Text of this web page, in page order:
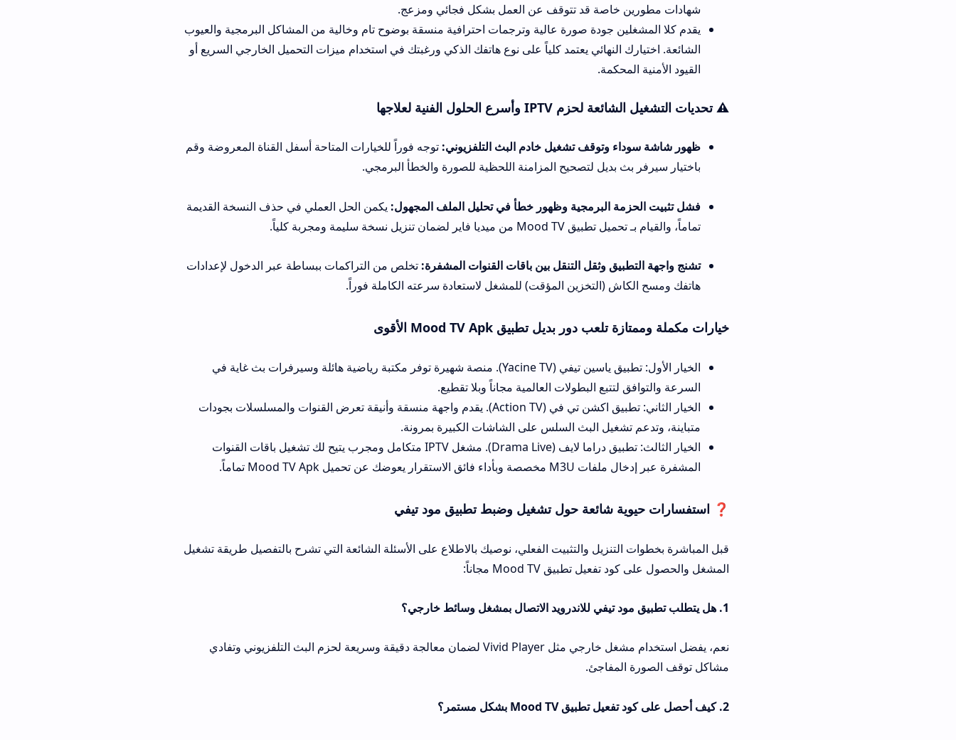
شهادات مطورين خاصة قد تتوقف عن العمل بشكل فجائي ومزعج.
يقدم كلا المشغلين جودة صورة عالية وترجمات احترافية منسقة بوضوح تام وخالية من المشاكل البرمجية والعيوب
الشائعة. اختيارك النهائي يعتمد كلياً على نوع هاتفك الذكي ورغبتك في استخدام ميزات التحميل الخارجي السريع أو
القيود الأمنية المحكمة.
⚠️ تحديات التشغيل الشائعة لحزم IPTV وأسرع الحلول الفنية لعلاجها
ظهور شاشة سوداء وتوقف تشغيل خادم البث التلفزيوني:توجه فوراً للخيارات المتاحة أسفل القناة المعروضة وقم
باختيار سيرفر بث بديل لتصحيح المزامنة اللحظية للصورة والخطأ البرمجي.
فشل تثبيت الحزمة البرمجية وظهور خطأ في تحليل الملف المجهول:يكمن الحل العملي في حذف النسخة القديمة
تماماً، والقيام بـ تحميل تطبيق Mood TV من ميديا فاير لضمان تنزيل نسخة سليمة ومجربة كلياً.
تشنج واجهة التطبيق وثقل التنقل بين باقات القنوات المشفرة:تخلص من التراكمات ببساطة عبر الدخول لإعدادات
هاتفك ومسح الكاش (التخزين المؤقت) للمشغل لاستعادة سرعته الكاملة فوراً.
خيارات مكملة وممتازة تلعب دور بديل تطبيق Mood TV Apk الأقوى
الخيار الأول: تطبيق ياسين تيفي (Yacine TV). منصة شهيرة توفر مكتبة رياضية هائلة وسيرفرات بث غاية في
السرعة والتوافق لتتبع البطولات العالمية مجاناً وبلا تقطيع.
الخيار الثاني: تطبيق اكشن تي في (Action TV). يقدم واجهة منسقة وأنيقة تعرض القنوات والمسلسلات بجودات
متباينة، وتدعم تشغيل البث السلس على الشاشات الكبيرة بمرونة.
الخيار الثالث: تطبيق دراما لايف (Drama Live). مشغل IPTV متكامل ومجرب يتيح لك تشغيل باقات القنوات
المشفرة عبر إدخال ملفات M3U مخصصة وبأداء فائق الاستقرار يعوضك عن تحميل Mood TV Apk تماماً.
❓ استفسارات حيوية شائعة حول تشغيل وضبط تطبيق مود تيفي
قبل المباشرة بخطوات التنزيل والتثبيت الفعلي، نوصيك بالاطلاع على الأسئلة الشائعة التي تشرح بالتفصيل طريقة تشغيل
المشغل والحصول على كود تفعيل تطبيق Mood TV مجاناً:
نعم، يفضل استخدام مشغل خارجي مثل Vivid Player لضمان معالجة دقيقة وسريعة لحزم البث التلفزيوني وتفادي
مشاكل توقف الصورة المفاجئ.